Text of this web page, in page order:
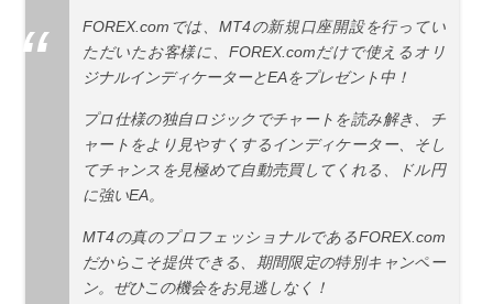
FOREX.comでは、MT4の新規口座開設を行ってい
ただいたお客様に、FOREX.comだけで使えるオリ
ジナルインディケーターとEAをプレゼント中！
プロ仕様の独自ロジックでチャートを読み解き、チ
ャートをより見やすくするインディケーター、そし
てチャンスを見極めて自動売買してくれる、ドル円
に強いEA。
MT4の真のプロフェッショナルであるFOREX.com
だからこそ提供できる、期間限定の特別キャンペー
ン。ぜひこの機会をお見逃しなく！